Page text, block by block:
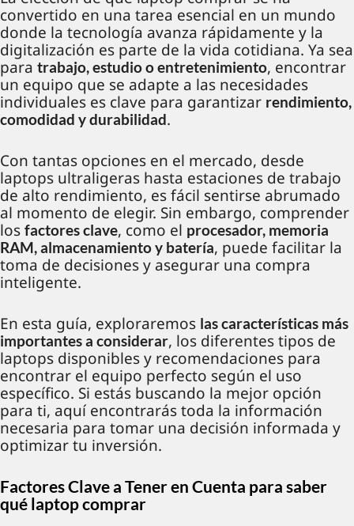
convertido en una tarea esencial en un mundo
donde la tecnología avanza rápidamente y la
digitalización es parte de la vida cotidiana. Ya sea
para trabajo, estudio o entretenimiento, encontrar
un equipo que se adapte a las necesidades
individuales es clave para garantizar rendimiento,
comodidad y durabilidad.
Con tantas opciones en el mercado, desde
laptops ultraligeras hasta estaciones de trabajo
de alto rendimiento, es fácil sentirse abrumado
al momento de elegir. Sin embargo, comprender
los factores clave, como el procesador, memoria
RAM, almacenamiento y batería, puede facilitar la
toma de decisiones y asegurar una compra
inteligente.
En esta guía, exploraremos las características más
importantes a considerar, los diferentes tipos de
laptops disponibles y recomendaciones para
encontrar el equipo perfecto según el uso
específico. Si estás buscando la mejor opción
para ti, aquí encontrarás toda la información
necesaria para tomar una decisión informada y
optimizar tu inversión.
Factores Clave a Tener en Cuenta para saber
qué laptop comprar